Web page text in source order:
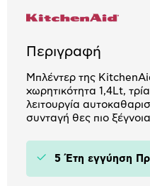
Περιγραφή
Μπλέντερ της
χωρητικότητα 1,4Lt,
λειτουργία
συνταγή θες πιο
5 Έτη εγγύηση